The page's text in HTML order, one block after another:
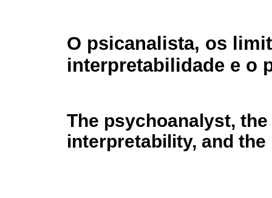
O psicanalista, os
interpretabilidade e o
The psychoanalyst,
interpretability, and the